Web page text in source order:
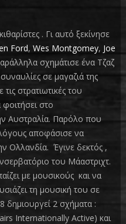
. Γι αυτό ξεκίνησε
Ford, Wes Montgomey, Joe
σχημάτισε ένα Τζαζ
σε μαγαζιά της
στρατιωτικές του
στο
Αυστραλία. Παρόλο που
αποφάσισε να
Ολλανδία. Έγινε δεκτός ,
του Μάαστριχτ.
με μουσικούς και να
τη μουσική του σε
δημιουργεί 2 σχήματα :
Internationally Active) και